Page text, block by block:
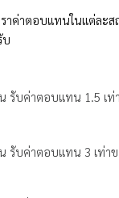
าค่าตอบแทนในแต่ละ
บ
รับค่าตอบแทน 1.5 เท่
รับค่าตอบแทน 3 เท่า